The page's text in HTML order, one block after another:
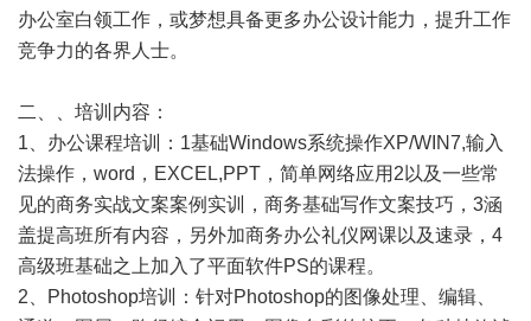
办公室白领工作，或梦想具备更多办公设计能力，提升工作
竞争力的各界人士。
二、、培训内容：
1、办公课程培训：1基础Windows系统操作XP/WIN7,输入
法操作，word，EXCEL,PPT，简单网络应用2以及一些常
见的商务实战文案案例实训，商务基础写作文案技巧，3涵
盖提高班所有内容，另外加商务办公礼仪网课以及速录，4
高级班基础之上加入了平面软件PS的课程。
2、Photoshop培训：针对Photoshop的图像处理、编辑、